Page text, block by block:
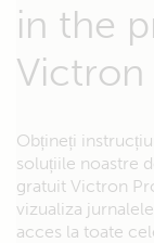
in the
Victron
Obțineți
soluțiile noastre
gratuit Victron
vizualiza
acces la toate